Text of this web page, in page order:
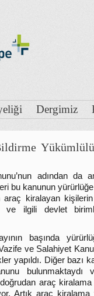
Dergimiz
adından da
bu kanunun
araç kiralayan
ve ilgili devlet
başında
ve Salahiyet
yapıldı. Diğer bazı
bulunmaktaydı
araç
Artık araç